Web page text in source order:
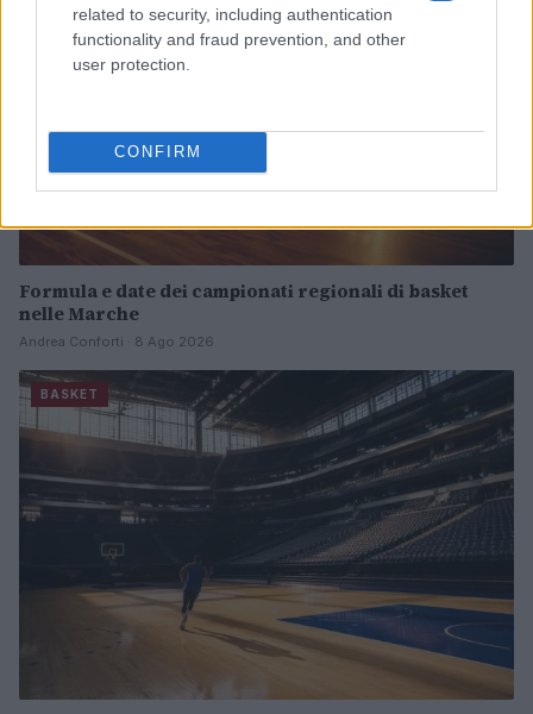
related to security, including authentication
functionality and fraud prevention, and other
user protection.
CONFIRM
Formula e date dei campionati regionali di basket
nelle Marche
Andrea Conforti · 8 Ago 2026
BASKET